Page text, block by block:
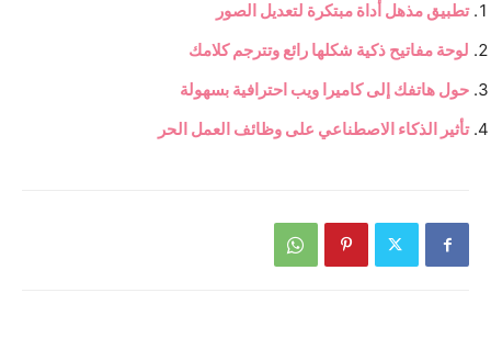
تطبيق مذهل أداة مبتكرة لتعديل الصور
لوحة مفاتيح ذكية شكلها رائع وتترجم كلامك
حول هاتفك إلى كاميرا ويب احترافية بسهولة
تأثير الذكاء الاصطناعي على وظائف العمل الحر